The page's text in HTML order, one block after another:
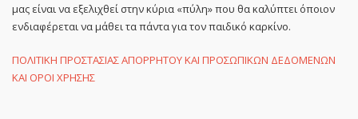
μας είναι να εξελιχθεί στην κύρια «πύλη» που θα καλύπτει όποιον
ενδιαφέρεται να μάθει τα πάντα για τον παιδικό καρκίνο.
ΠΟΛΙΤΙΚΗ ΠΡΟΣΤΑΣΙΑΣ ΑΠΟΡΡΗΤΟΥ ΚΑΙ ΠΡΟΣΩΠΙΚΩΝ ΔΕΔΟΜΕΝΩΝ
ΚΑΙ ΟΡΟΙ ΧΡΗΣΗΣ